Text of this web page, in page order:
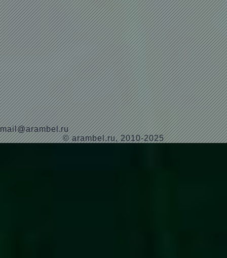
mail@arambel.ru
© arambel.ru, 2010-2025